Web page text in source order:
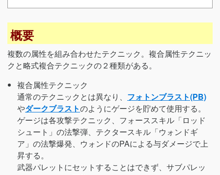
概要
複数の属性を組み合わせたテクニック。複合属性テクニッ
クと略式複合テクニックの２種類がある。
複合属性テクニック
通常のテクニックとは異なり、 フォトンブラスト(PB)
やダークブラストのようにゲージを貯めて使用する。
ゲージは各攻撃テクニック、フォーススキル「ロッド
シュート」の法撃弾、テクタースキル「ウォンドギ
ア」の法撃爆発、ウォンドのPAによる与ダメージで上
昇する。
武器パレットにセットすることはできず、サブパレッ